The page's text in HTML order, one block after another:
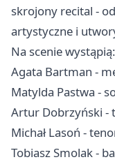
skrojony recital -
artystyczne i
Na scenie wystąpią:
Agata Bartman -
Matylda Pastwa -
Artur Dobrzyński -
Michał Lasoń -
Tobiasz Smolak -